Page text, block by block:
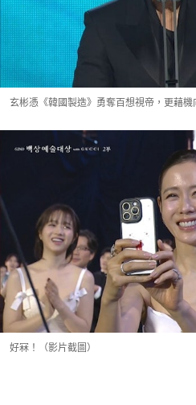
玄彬憑《韓國製造》勇奪百想視帝，更藉機
好冧！（影片截圖）